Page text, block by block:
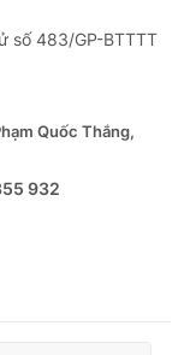
số 483/GP-BTTTT
Quốc Thắng,
932